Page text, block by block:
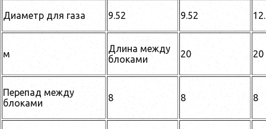
Диаметр для газа 9.52 9.52
м
Длина между
блоками
20 20
Перепад между
блоками
8 8 8